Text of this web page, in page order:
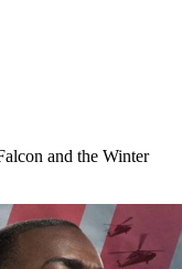
and the Winter